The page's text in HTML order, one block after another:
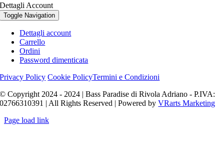
Dettagli Account
Toggle Navigation
Dettagli account
Carrello
Ordini
Password dimenticata
Privacy Policy Cookie PolicyTermini e Condizioni
© Copyright 2024 - 2024 | Bass Paradise di Rivola Adriano - P.IVA:
02766310391 | All Rights Reserved | Powered byVRarts Marketing
Page load link